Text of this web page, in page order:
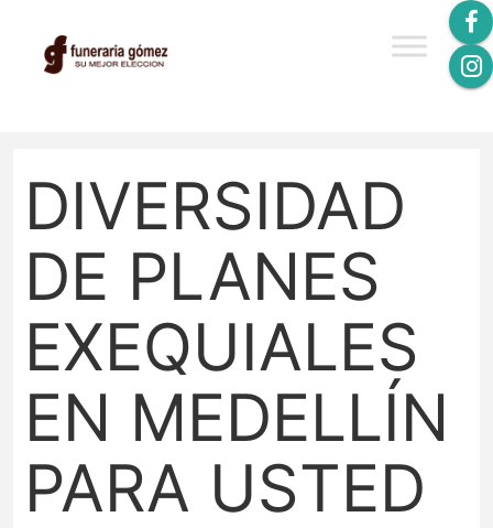
DIVERSIDAD
DE PLANES
EXEQUIALES
EN MEDELLÍN
PARA USTED